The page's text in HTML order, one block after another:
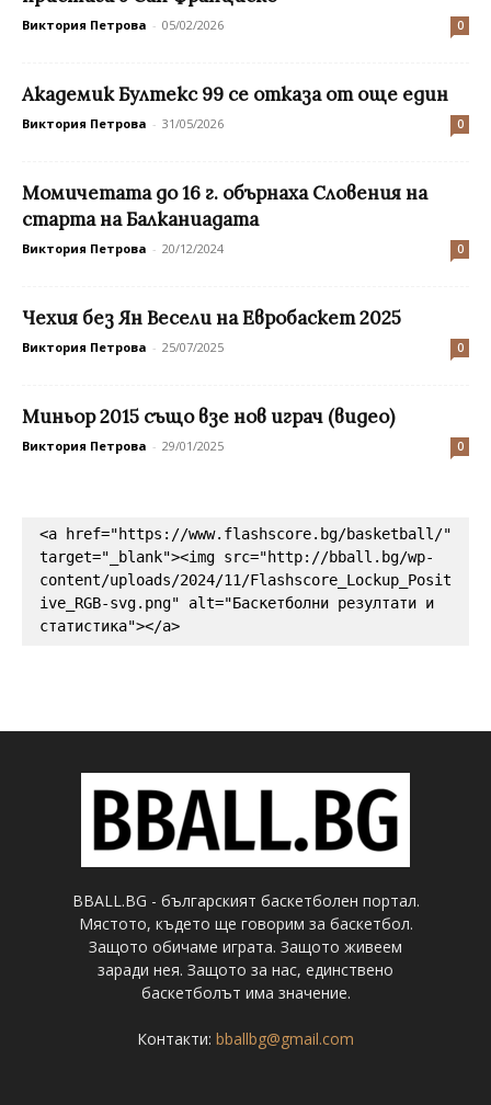
Виктория Петрова - 05/02/2026 0
Академик Бултекс 99 се отказа от още един
Виктория Петрова - 31/05/2026 0
Момичетата до 16 г. обърнаха Словения на
старта на Балканиадата
Виктория Петрова - 20/12/2024 0
Чехия без Ян Весели на Евробаскет 2025
Виктория Петрова - 25/07/2025 0
Миньор 2015 също взе нов играч (видео)
Виктория Петрова - 29/01/2025 0
<a href="https://www.flashscore.bg/basketball/"
target="_blank"><img src="http://bball.bg/wp-
content/uploads/2024/11/Flashscore_Lockup_Posit
ive_RGB-svg.png" alt="Баскетболни резултати и
статистика"></a>
BBALL.BG - българският баскетболен портал.
Мястото, където ще говорим за баскетбол.
Защото обичаме играта. Защото живеем
заради нея. Защото за нас, единствено
баскетболът има значение.
Контакти: bballbg@gmail.com